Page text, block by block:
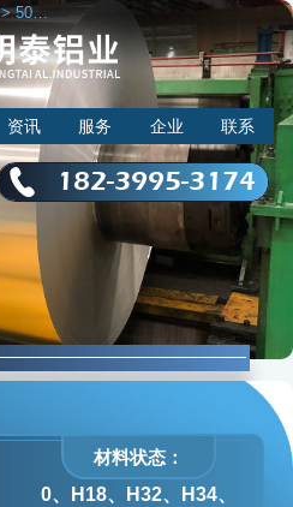
资讯 服务 企业 联系
182-3995-3174
> 5083铝卷
材料状态：
0、H18、H32、H34、